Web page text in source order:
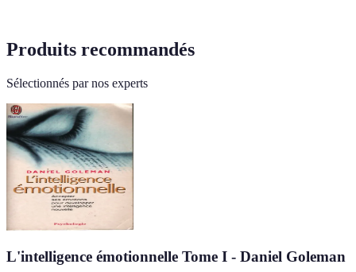
Produits recommandés
Sélectionnés par nos experts
L'intelligence émotionnelle Tome I - Daniel Goleman